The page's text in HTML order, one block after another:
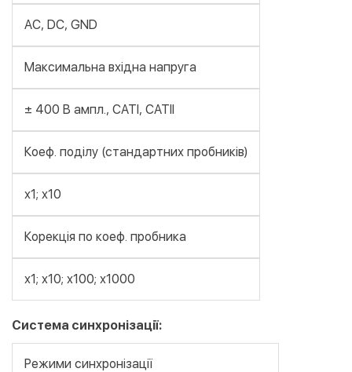
AC, DC, GND
Максимальна вхідна напруга
± 400 В ампл., САТІ, САТII
Коеф. поділу (стандартних пробників)
х1; х10
Корекція по коеф. пробника
х1; х10; х100; х1000
Система синхронізації:
Режими синхронізації